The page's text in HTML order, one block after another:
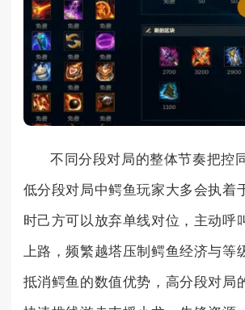
不同分段对局的整体节奏把控
低分段对局中鳄鱼玩家大多会执着
时己方可以放弃单线对位，主动呼
上路，频繁越塔压制鳄鱼经济与等
抵消鳄鱼的数值优势，高分段对局